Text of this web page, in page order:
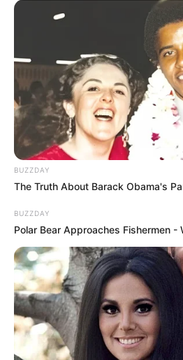
BUZZDAY
The Truth About Barack Obama's
BUZZDAY
Polar Bear Approaches Fishermen -